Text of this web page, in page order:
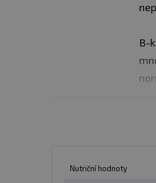
B-
Nutriční hodnoty